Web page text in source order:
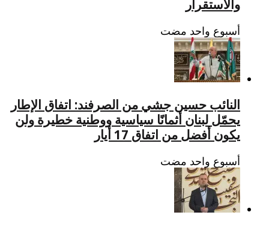
والاستقرار
‏أسبوع واحد مضت
النائب حسين جشي من الصرفند: اتفاق الإطار
يحمّل لبنان أثمانًا سياسية ووطنية خطيرة ولن
يكون أفضل من اتفاق 17 أيار
‏أسبوع واحد مضت